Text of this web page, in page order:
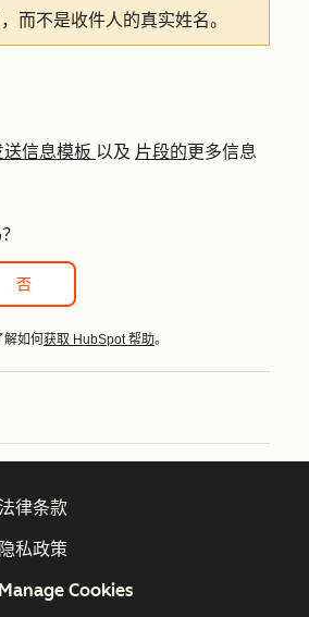
而不是收件人的真实姓名。
信息模板 以及 片段的更多信息
否
如何 获取 HubSpot 帮助。
法律条款
隐私政策
Manage Cookies